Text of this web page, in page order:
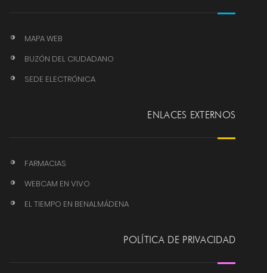
MAPA WEB
BUZÓN DEL CIUDADANO
SEDE ELECTRÓNICA
ENLACES EXTERNOS
FARMACIAS
WEBCAM EN VIVO
EL TIEMPO EN BENALMÁDENA
POLÍTICA DE PRIVACIDAD